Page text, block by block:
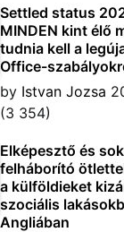
Settled status
MINDEN kint élő
tudnia kell a
Office-
by Istvan Jozsa
(3 354)
Elképesztő és
felháborító
a külföldieket
szociális
Angliában